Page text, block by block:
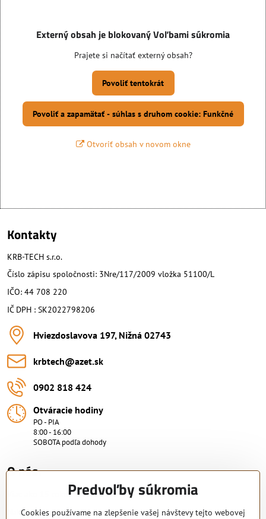
Externý obsah je blokovaný Voľbami súkromia
Prajete si načítať externý obsah?
Povoliť tentokrát
Povoliť a zapamätať - súhlas s druhom cookie: Funkčné
Otvoriť obsah v novom okne
Kontakty
KRB-TECH s.r.o.
Číslo zápisu spoločnosti: 3Nre/117/2009 vložka 51100/L
IČO: 44 708 220
IČ DPH : SK2022798206
Hviezdoslavova 197, Nižná 02743
krbtech​@azet​.sk
0902 818 424
Otváracie hodiny
PO - PIA
8:00 - 16:00
SOBOTA podľa dohody
O nás.
Viac ako 15 rokov skúsenosti.
Nakupujte od overeného predajcu s certifikovaným servisným
Predvoľby súkromia
Cookies používame na zlepšenie vašej návštevy tejto webovej